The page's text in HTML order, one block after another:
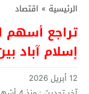
الرئيسية » اقتصاد
تراجع أسهم
إسلام آباد
12 أبريل 2026